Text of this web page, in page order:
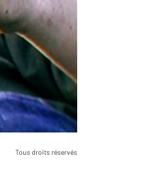
Tous droits réservés